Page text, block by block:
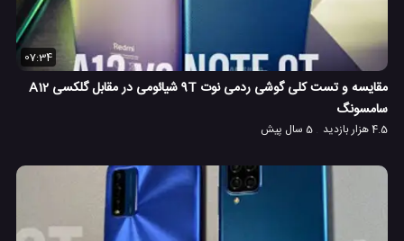
07:34
مقایسه و تست کلی گوشی ردمی نوت 9T شیائومی در مقابل گلکسی A12
سامسونگ
4.5 هزار بازدید 5 سال پیش